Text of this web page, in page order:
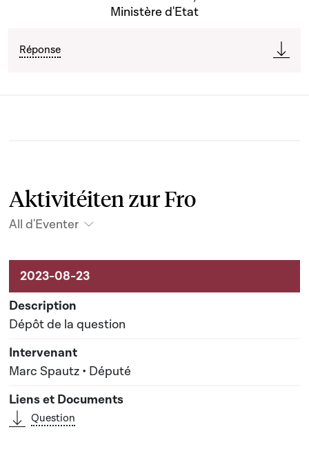
Ministère d'Etat
Réponse
Aktivitéiten zur Fro
All d'Eventer
Aktivitéiten um Dossier
Dépôt de la question
Marc Spautz • Député
Question